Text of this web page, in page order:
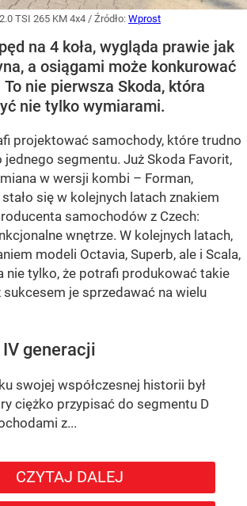
TSI 265 KM 4x4 / Źródło: Wprost
na 4 koła, wygląda prawie jak
a osiągami może konkurować
nie pierwsza Skoda, która
nie tylko wymiarami.
projektować samochody, które trudno
segmentu. Już Skoda Favorit,
w wersji kombi – Forman,
się w kolejnych latach znakiem
samochodów z Czech:
wnętrze. W kolejnych latach,
modeli Octavia, Superb, ale i Scala,
nie tylko, że potrafi produkować takie
sukcesem je sprzedawać na wielu
generacji
swojej współczesnej historii był
ciężko przypisać do segmentu D
z...
CZYTAJ DALEJ